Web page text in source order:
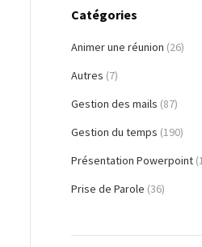
Catégories
Animer une réunion (26)
Autres (7)
Gestion des mails (87)
Gestion du temps (190)
Présentation Powerpoint
Prise de Parole (36)